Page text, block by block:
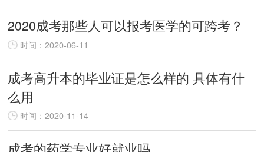
2020成考那些人可以报考医学的可跨考？
时间：2020-06-11
成考高升本的毕业证是怎么样的 具体有什
么用
时间：2020-11-14
成考的药学专业好就业吗